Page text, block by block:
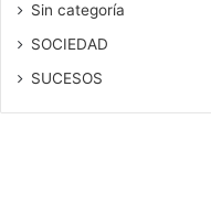
Sin categoría
SOCIEDAD
SUCESOS